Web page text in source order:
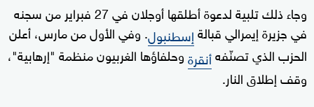
وجاء ذلك تلبية لدعوة أطلقها أوجلان في 27 فبراير من سجنه
في جزيرة إيمرالي قبالةإسطنبول. وفي الأول من مارس، أعلن
الحزب الذي تصنّفهأنقرةوحلفاؤها الغربيون منظمة "إرهابية"،
وقف إطلاق النار.